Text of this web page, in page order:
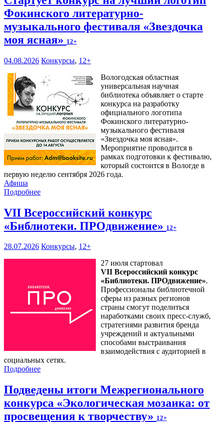
Фокинского литературно-
музыкального фестиваля «Звездочка
моя ясная» 12+
04.08.2026 Конкурсы, 12+
Вологодская областная
универсальная научная
библиотека объявляет о старте
конкурса на разработку
официального логотипа
Фокинского литературно-
музыкального фестиваля
«Звездочка моя ясная».
Мероприятие проводится в
рамках подготовки к фестивалю,
который состоится в Вологде в
первую неделю сентября 2026 года.
Афиша
Подробнее
VII Всероссийский конкурс
«Библиотеки. ПРОдвижение» 12+
28.07.2026 Конкурсы, 12+
27 июля стартовал
VII Всероссийский конкурс
«Библиотеки. ПРОдвижение».
Профессионалы библиотечной
сферы из разных регионов
страны смогут поделиться
наработками своих пресс-служб,
стратегиями развития бренда
учреждений и актуальными
способами выстраивания
взаимодействия с аудиторией в
социальных сетях.
Подробнее
Подведены итоги Межрегионального
конкурса «Экологическая мозаика: от
просвещения к творчеству» 12+